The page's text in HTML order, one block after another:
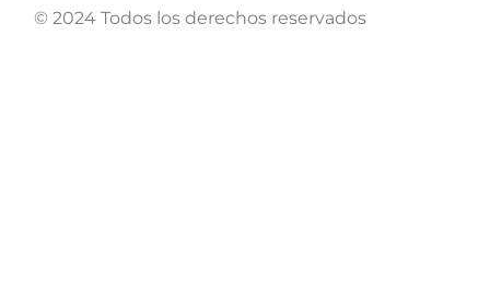
© 2024 Todos los derechos reservados